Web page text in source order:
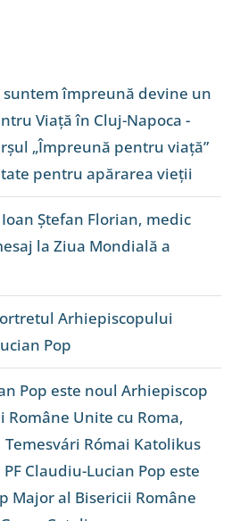
suntem împreună devine un
Viață în Cluj-Napoca -
„Împreună pentru viață”
pentru apărarea vieții
Ștefan Florian, medic
la Ziua Mondială a
Arhiepiscopului
Pop
Pop este noul Arhiepiscop
Române Unite cu Roma,
Temesvári Római Katolikus
PF Claudiu-Lucian Pop este
Major al Bisericii Române